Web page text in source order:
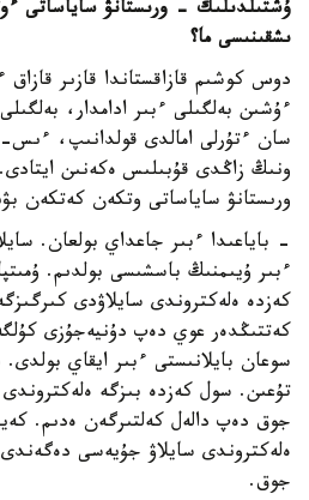
ۇشتىلدىلىك - ورىستانۋ ساياساتى
ىشقىنىسى ما؟
دوس كوشىم قازاقستاندا قازىر قازاق
ءۇشىن بەلگىلى ءبىر ادامدار،
سان ءتۇرلى امالدى قولدانىپ،
ونىڭ زاڭدى قۇبىلىس ەكەنىن
ورىستانۋ ساياساتى وتكەن كەتكەن
- باياعىدا ءبىر جاعداي بولعان.
كەزدە ەلەكتروندى سايلاۋدى
كەتتىڭدەر عوي دەپ دۇنيەجۇزى
سوعان بايلانىستى ءبىر ايقاي
تۇعىن. سول كەزدە بىزگە
ەلەكتروندى سايلاۋ جۇيەسى
جوق.